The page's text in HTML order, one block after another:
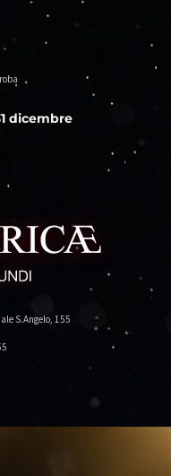
dicembre
S.Angelo, 155